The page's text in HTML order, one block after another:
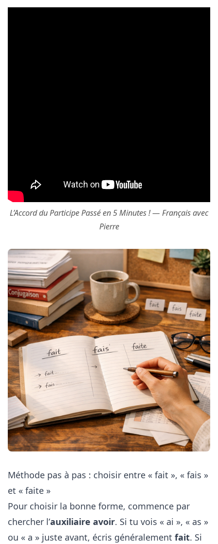
L’Accord du Participe Passé en 5 Minutes ! — Français avec
Pierre
Méthode pas à pas : choisir entre « fait », « fais »
et « faite »
Pour choisir la bonne forme, commence par
chercher l’auxiliaire avoir. Si tu vois « ai », « as »
ou « a » juste avant, écris généralement fait. Si